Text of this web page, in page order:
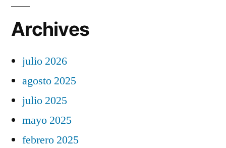
Archives
julio 2026
agosto 2025
julio 2025
mayo 2025
febrero 2025